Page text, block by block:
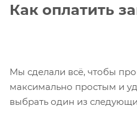
Как оплатить
Мы сделали всё, чтобы
максимально простым и
выбрать один из